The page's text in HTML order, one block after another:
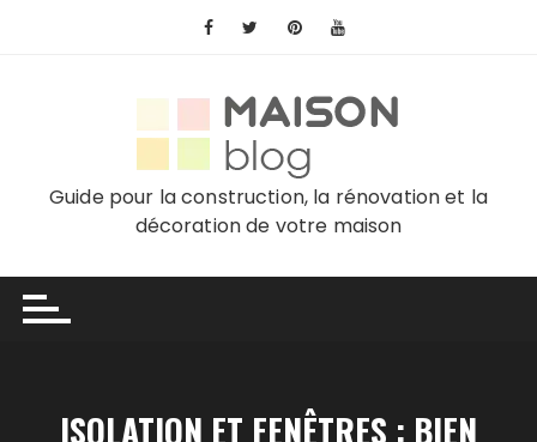
Guide pour la construction, la rénovation et la
décoration de votre maison
ISOLATION ET FENÊTRES : BIEN